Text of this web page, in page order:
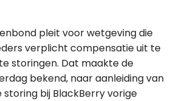
pleit voor wetgeving die
verplicht compensatie uit te
storingen. Dat maakte de
bekend, naar aanleiding van
storing bij BlackBerry vorige